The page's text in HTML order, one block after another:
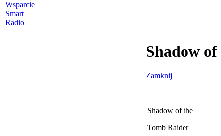
Wsparcie
Smart
Radio
Shadow
Zamknij
Shadow of the
Tomb Raider